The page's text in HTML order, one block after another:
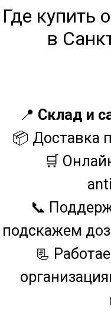
Где купить
в